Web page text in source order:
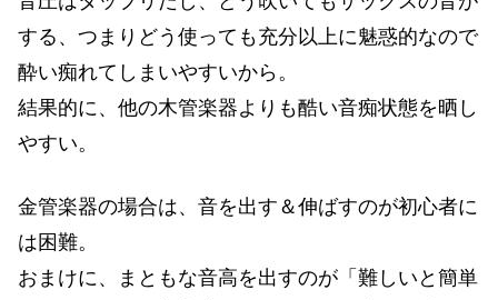
する、つまりどう使っても充分以上に魅惑的なので
酔い痴れてしまいやすいから。
結果的に、他の木管楽器よりも酷い音痴状態を晒し
やすい。
金管楽器の場合は、音を出す＆伸ばすのが初心者に
は困難。
おまけに、まともな音高を出すのが「難しいと簡単